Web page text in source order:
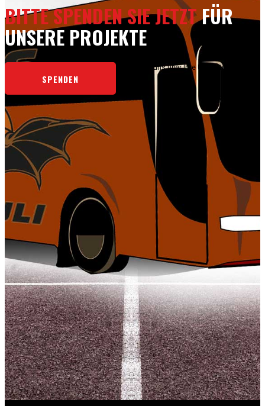
BITTE SPENDEN SIE JETZTFÜR
UNSERE PROJEKTE
SPENDEN
Wir freuen uns über Ihre Unterstützung.